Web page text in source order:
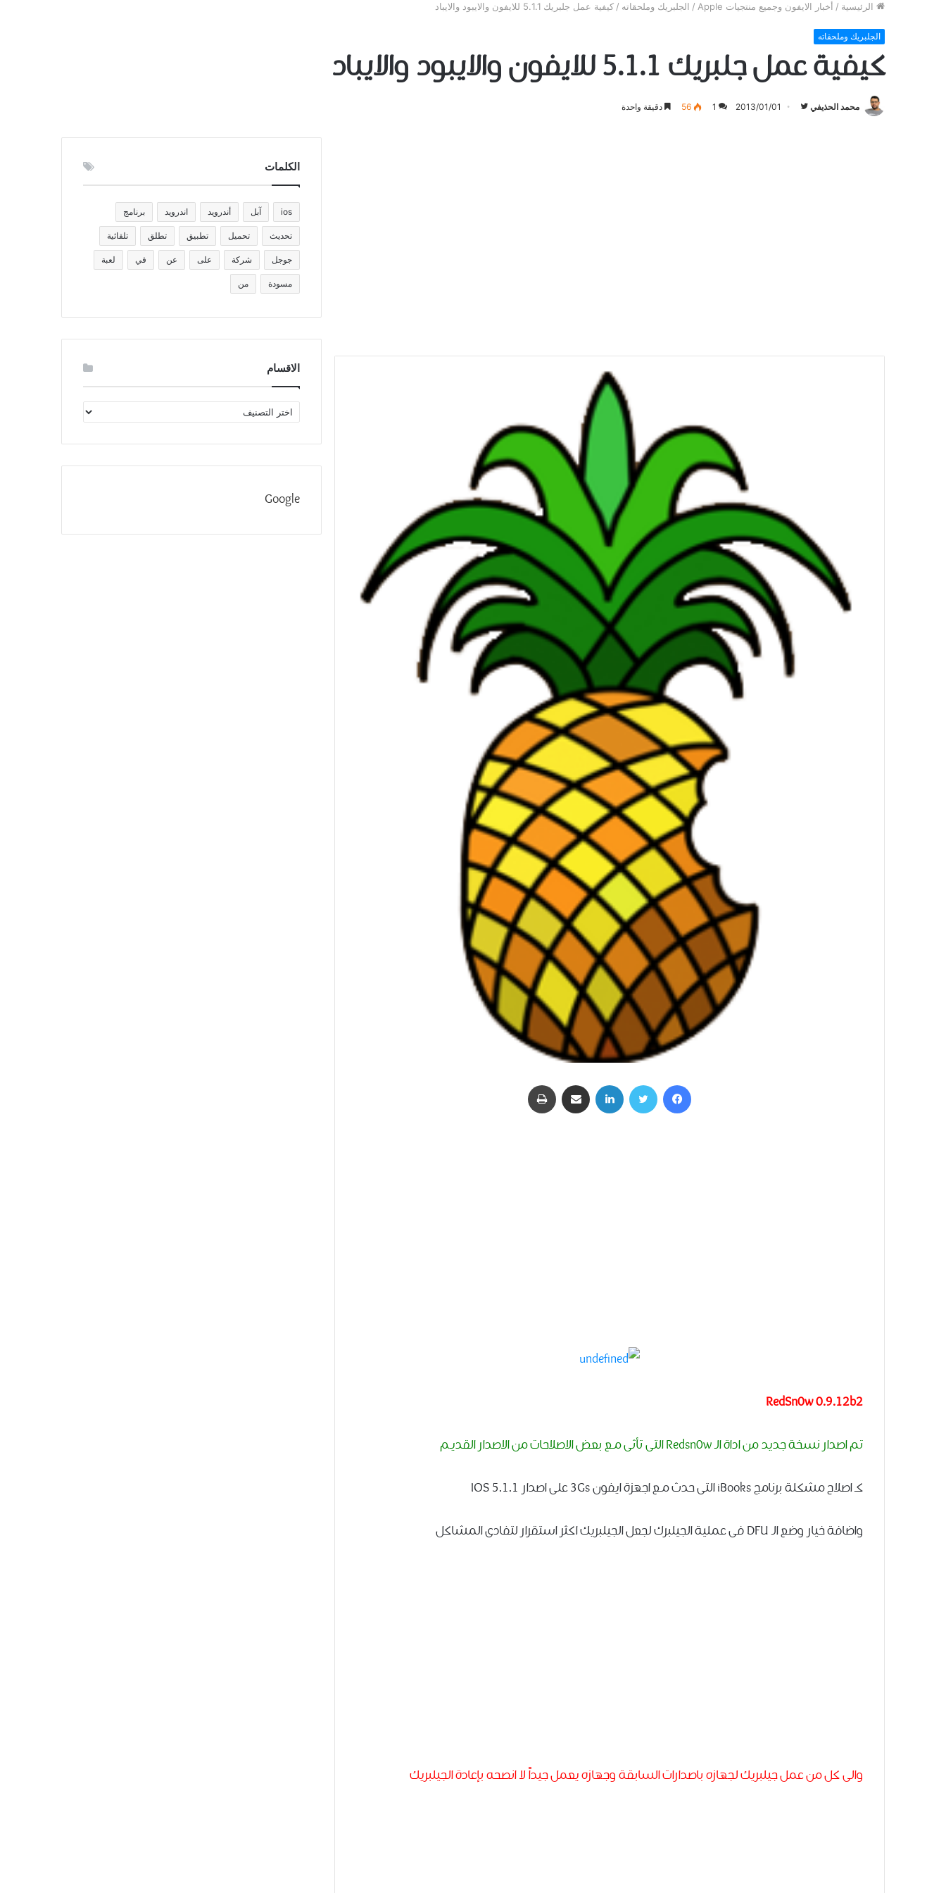
الرئيسية / أخبار الايفون وجميع منتجيات Apple / الجلبريك وملحقاته / كيفية عمل جلبريك 5.1.1 للايفون والايبود والايباد
الجلبريك وملحقاته
كيفية عمل جلبريك 5.1.1 للايفون والايبود والايباد
محمد الحذيفي 2013/01/01
1
56 دقيقة واحدة
فيسبوك تويتر لينكدإن مشاركة عبر البريد
RedSn0w 0.9.12b2
تم اصدار نسخة جديد من اداة الـ Redsn0w التى تأثى مـع بعض الاصلاحات من الاصدار القديـم
كـ اصلاح مشكلة برنامج iBooks التى حدث مـع اجهزة ايفون 3Gs على اصدار IOS 5.1.1
واضافة خيار وضع الـ DFU فى عملية الجيلبرك لجعل الجيلبريك اكثر استقرار لتفادى المشاكل
والى كل من عمل جيلبريك لجهازه باصدارات السابقة وجهازه يعمل جيداً لا انصحه بإعادة الجيلبريك
الكلمات
ios آبل أندرويد اندرويد برنامج
تحديث تحميل تطبيق تطلق تلقائية
جوجل شركة على عن في لعبة
مسودة من
الاقسام
الاقسام
Google